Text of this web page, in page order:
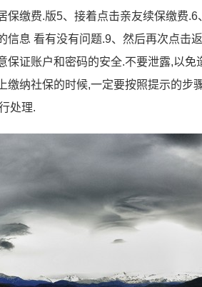
保缴费.版5、接着点击亲友续保缴费
信息 看有没有问题.9、然后再次点击
保证账户和密码的安全.不要泄露,以
缴纳社保的时候,一定要按照提示的步
处理.